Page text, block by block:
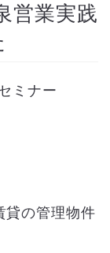
営業実践
ミナー
貸の管理物件